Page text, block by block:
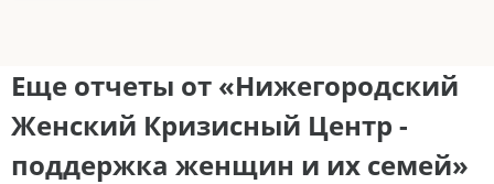
Еще отчеты от «Нижегородский
Женский Кризисный Центр -
поддержка женщин и их семей»